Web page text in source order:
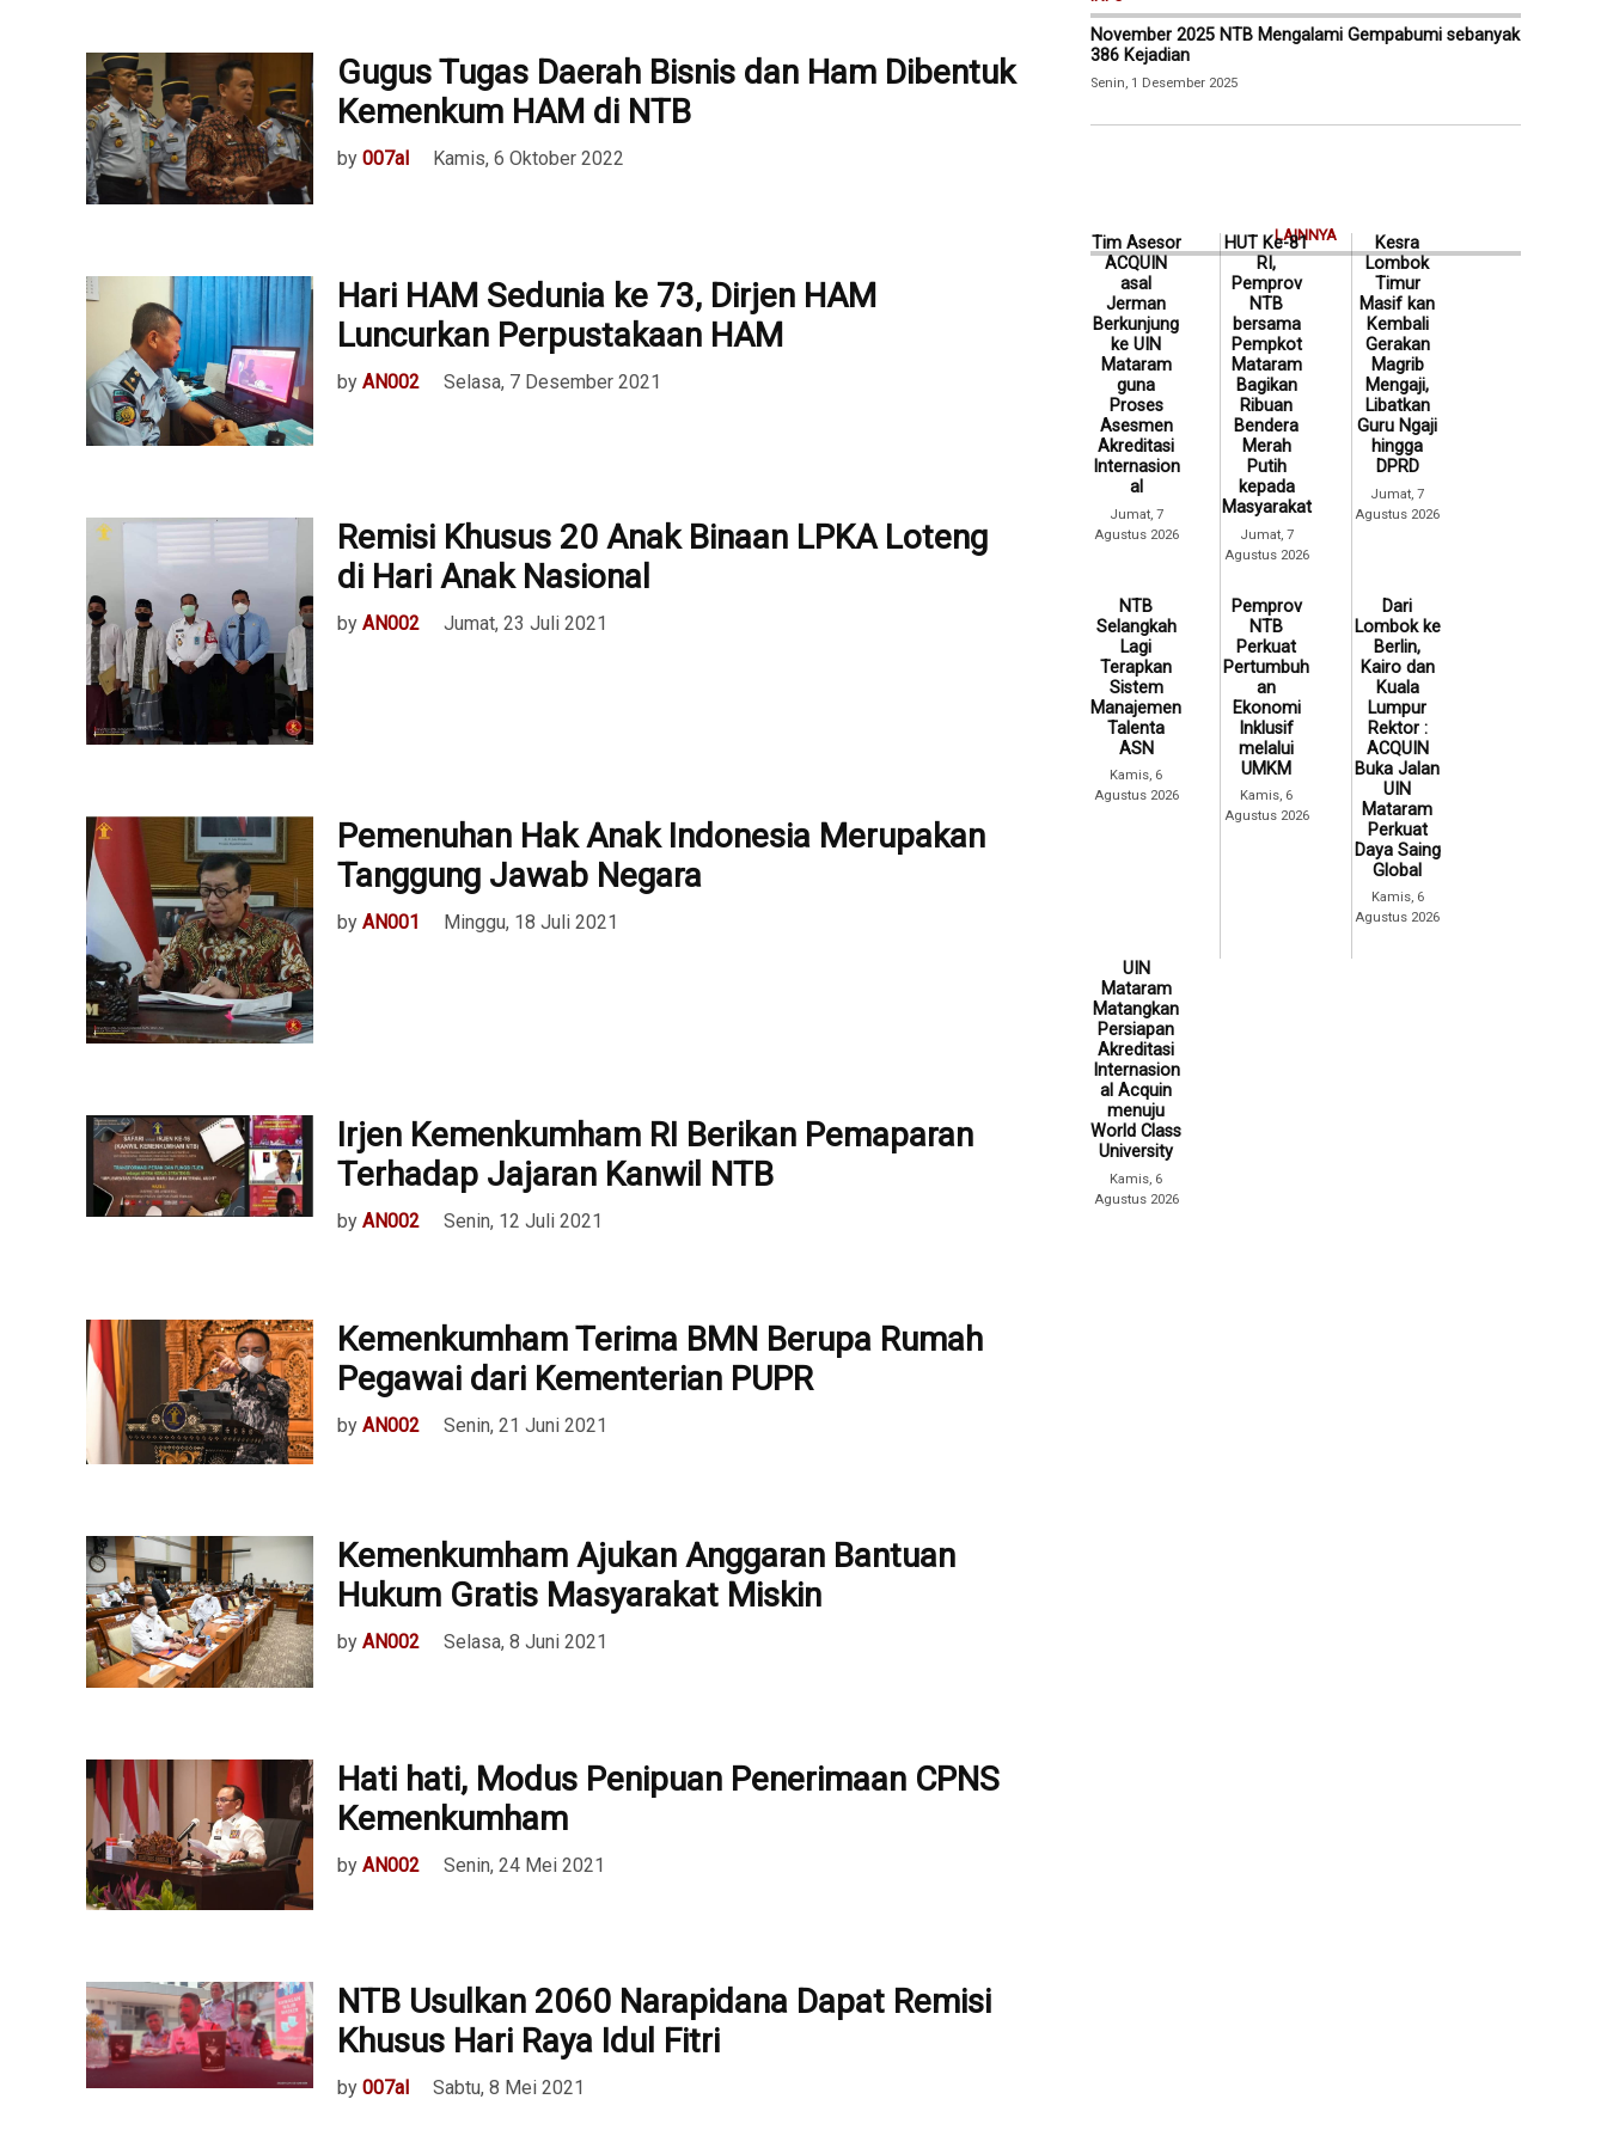
Gugus Tugas Daerah Bisnis dan Ham Dibentuk
Kemenkum HAM di NTB
by 007al Kamis, 6 Oktober 2022
Hari HAM Sedunia ke 73, Dirjen HAM
Luncurkan Perpustakaan HAM
by AN002 Selasa, 7 Desember 2021
Remisi Khusus 20 Anak Binaan LPKA Loteng
di Hari Anak Nasional
by AN002 Jumat, 23 Juli 2021
Pemenuhan Hak Anak Indonesia Merupakan
Tanggung Jawab Negara
by AN001 Minggu, 18 Juli 2021
Irjen Kemenkumham RI Berikan Pemaparan
Terhadap Jajaran Kanwil NTB
by AN002 Senin, 12 Juli 2021
Kemenkumham Terima BMN Berupa Rumah
Pegawai dari Kementerian PUPR
by AN002 Senin, 21 Juni 2021
Kemenkumham Ajukan Anggaran Bantuan
Hukum Gratis Masyarakat Miskin
by AN002 Selasa, 8 Juni 2021
Hati hati, Modus Penipuan Penerimaan CPNS
Kemenkumham
by AN002 Senin, 24 Mei 2021
NTB Usulkan 2060 Narapidana Dapat Remisi
Khusus Hari Raya Idul Fitri
by 007al Sabtu, 8 Mei 2021
November 2025 NTB Mengalami Gempabumi sebanyak
386 Kejadian
Senin, 1 Desember 2025
LAINNYA
Tim Asesor
ACQUIN
asal
Jerman
Berkunjung
ke UIN
Mataram
guna
Proses
Asesmen
Akreditasi
Internasion
al
Jumat, 7
Agustus 2026
HUT Ke-81
RI,
Pemprov
NTB
bersama
Pempkot
Mataram
Bagikan
Ribuan
Bendera
Merah
Putih
kepada
Masyarakat
Jumat, 7
Agustus 2026
Kesra
Lombok
Timur
Masif kan
Kembali
Gerakan
Magrib
Mengaji,
Libatkan
Guru Ngaji
hingga
DPRD
Jumat, 7
Agustus 2026
NTB
Selangkah
Lagi
Terapkan
Sistem
Manajemen
Talenta
ASN
Kamis, 6
Agustus 2026
Pemprov
NTB
Perkuat
Pertumbuh
an
Ekonomi
Inklusif
melalui
UMKM
Kamis, 6
Agustus 2026
Dari
Lombok ke
Berlin,
Kairo dan
Kuala
Lumpur
Rektor :
ACQUIN
Buka Jalan
UIN
Mataram
Perkuat
Daya Saing
Global
Kamis, 6
Agustus 2026
UIN
Mataram
Matangkan
Persiapan
Akreditasi
Internasion
al Acquin
menuju
World Class
University
Kamis, 6
Agustus 2026